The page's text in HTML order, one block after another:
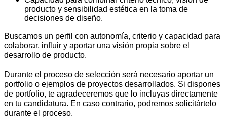
producto y sensibilidad estética en la toma de
decisiones de diseño.
Buscamos un perfil con autonomía, criterio y capacidad para
colaborar, influir y aportar una visión propia sobre el
desarrollo de producto.
Durante el proceso de selección será necesario aportar un
portfolio o ejemplos de proyectos desarrollados. Si dispones
de portfolio, te agradeceremos que lo incluyas directamente
en tu candidatura. En caso contrario, podremos solicitártelo
durante el proceso.